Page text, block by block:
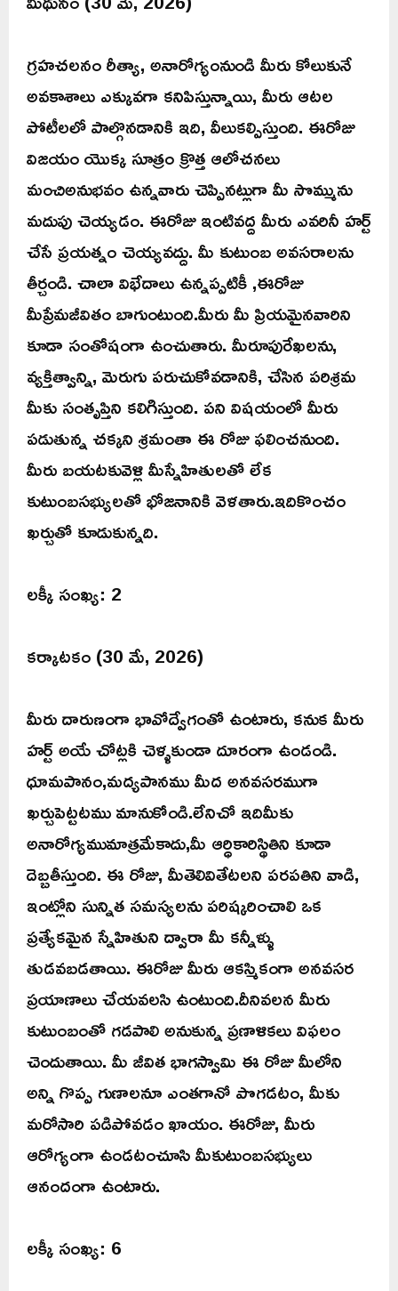
గ్రహచలనం రీత్యా, అనారోగ్యంనుండి మీరు కోలుకునే
అవకాశాలు ఎక్కువగా కనిపిస్తున్నాయి, మీరు ఆటల
పోటీలలో పాల్గొనడానికి ఇది, వీలుకల్పిస్తుంది. ఈరోజు
విజయం యొక్క సూత్రం క్రొత్త ఆలోచనలు
మంచిఅనుభవం ఉన్నవారు చెప్పినట్లుగా మీ సొమ్మును
మదుపు చెయ్యడం. ఈరోజు ఇంటివద్ద మీరు ఎవరినీ హర్ట్
చేసే ప్రయత్నం చెయ్యవద్దు. మీ కుటుంబ అవసరాలను
తీర్చండి. చాలా విభేదాలు ఉన్నప్పటికీ ,ఈరోజు
మీప్రేమజీవితం బాగుంటుంది.మీరు మీ ప్రియమైనవారిని
కూడా సంతోషంగా ఉంచుతారు. మీరూపురేఖలను,
వ్యక్తిత్వాన్ని, మెరుగు పరుచుకోవడానికి, చేసిన పరిశ్రమ
మీకు సంతృప్తిని కలిగిస్తుంది. పని విషయంలో మీరు
పడుతున్న చక్కని శ్రమంతా ఈ రోజు ఫలించనుంది.
మీరు బయటకువెళ్లి మీస్నేహితులతో లేక
కుటుంబసభ్యులతో భోజనానికి వెళతారు.ఇదికొంచం
ఖర్చుతో కూడుకున్నది.
లక్కీ సంఖ్య: 2
కర్కాటకం (30 మే, 2026)
మీరు దారుణంగా భావోద్వేగంతో ఉంటారు, కనుక మీరు
హర్ట్ అయే చోట్లకి చెళ్ళకుండా దూరంగా ఉండండి.
ధూమపానం,మద్యపానము మీద అనవసరముగా
ఖర్చుపెట్టటము మానుకోండి.లేనిచో ఇదిమీకు
అనారోగ్యముమాత్రమేకాదు,మీ ఆర్ధికారిస్థితిని కూడా
దెబ్బతీస్తుంది. ఈ రోజు, మీతెలివితేటలని పరపతిని వాడి,
ఇంట్లోని సున్నిత సమస్యలను పరిష్కరించాలి ఒక
ప్రత్యేకమైన స్నేహితుని ద్వారా మీ కన్నీళ్ళు
తుడవబడతాయి. ఈరోజు మీరు ఆకస్మికంగా అనవసర
ప్రయాణాలు చేయవలసి ఉంటుంది.దీనివలన మీరు
కుటుంబంతో గడపాలి అనుకున్న ప్రణాళికలు విఫలం
చెందుతాయి. మీ జీవిత భాగస్వామి ఈ రోజు మీలోని
అన్ని గొప్ప గుణాలనూ ఎంతగానో పొగడటం, మీకు
మరోసారి పడిపోవడం ఖాయం. ఈరోజు, మీరు
ఆరోగ్యంగా ఉండటంచూసి మీకుటుంబసభ్యులు
ఆనందంగా ఉంటారు.
లక్కీ సంఖ్య: 6